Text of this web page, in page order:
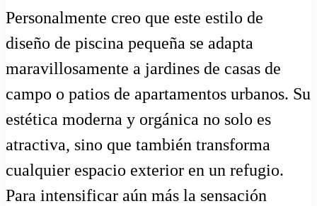
Personalmente creo que este estilo de
diseño de piscina pequeña se adapta
maravillosamente a jardines de casas de
campo o patios de apartamentos urbanos. Su
estética moderna y orgánica no solo es
atractiva, sino que también transforma
cualquier espacio exterior en un refugio.
Para intensificar aún más la sensación